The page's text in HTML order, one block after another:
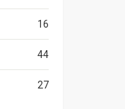
16
44
27